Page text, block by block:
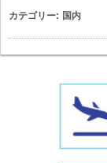
カテゴリー: 国内